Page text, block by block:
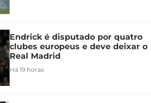
Endrick é disputado por quatro
clubes europeus e deve deixar o
Real Madrid
Há 19 horas